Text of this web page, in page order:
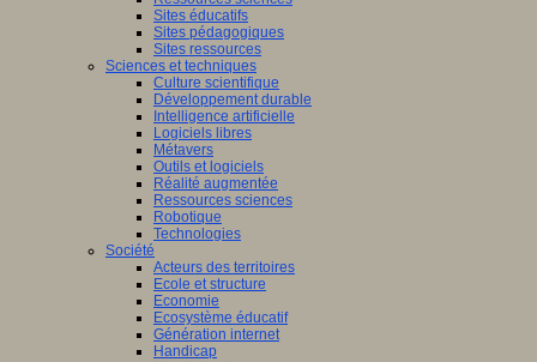
Sites éducatifs
Sites pédagogiques
Sites ressources
Sciences et techniques
Culture scientifique
Développement durable
Intelligence artificielle
Logiciels libres
Métavers
Outils et logiciels
Réalité augmentée
Ressources sciences
Robotique
Technologies
Société
Acteurs des territoires
Ecole et structure
Economie
Ecosystème éducatif
Génération internet
Handicap